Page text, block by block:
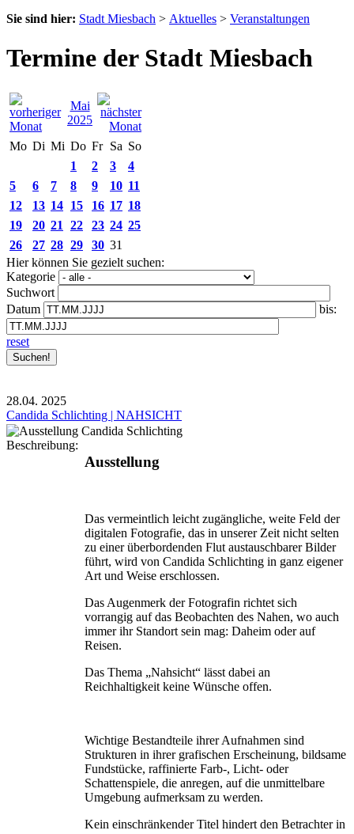
Sie sind hier: Stadt Miesbach > Aktuelles > Veranstaltungen
Termine der Stadt Miesbach
Mai
2025
Mo Di Mi Do Fr Sa So
1
2 3
4
5
6 7 8 9 10 11
12
13 14 15 16 17 18
19
20 21 22 23 24 25
26
27 28 29 30 31
Hier können Sie gezielt suchen:
Kategorie
Suchwort
Datum
bis:
reset
28.04. 2025
Candida Schlichting | NAHSICHT
Beschreibung:
Ausstellung
Das vermeintlich leicht zugängliche, weite Feld der
digitalen Fotografie, das in unserer Zeit nicht selten
zu einer überbordenden Flut austauschbarer Bilder
führt, wird von Candida Schlichting in ganz eigener
Art und Weise erschlossen.
Das Augenmerk der Fotografin richtet sich
vorrangig auf das Beobachten des Nahen, wo auch
immer ihr Standort sein mag: Daheim oder auf
Reisen.
Das Thema „Nahsicht“ lässt dabei an
Reichhaltigkeit keine Wünsche offen.
Wichtige Bestandteile ihrer Aufnahmen sind
Strukturen in ihrer grafischen Erscheinung, bildsame
Fundstücke, raffinierte Farb-, Licht- oder
Schattenspiele, die anregen, auf die unmittelbare
Umgebung aufmerksam zu werden.
Kein einschränkender Titel hindert den Betrachter in